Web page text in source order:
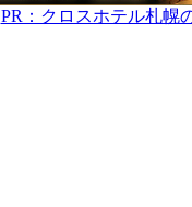
PR：クロスホテル札幌